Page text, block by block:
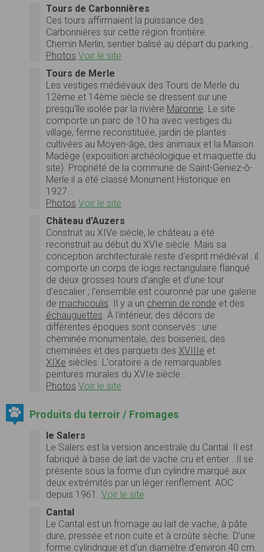
Tours de Carbonnières
Ces tours affirmaient la puissance des
Carbonnières sur cette région frontière.
Chemin Merlin, sentier balisé au départ du parking…
Photos Voir le site
Tours de Merle
Les vestiges médiévaux des Tours de Merle du
12ème et 14ème siècle se dressent sur une
presqu’île isolée par la rivière Maronne. Le site
comporte un parc de 10 ha avec vestiges du
village, ferme reconstituée, jardin de plantes
cultivées au Moyen-âge, des animaux et la Maison
Madège (exposition archéologique et maquette du
site). Propriété de la commune de Saint-Geniez-ô-
Merle il a été classé Monument Historique en
1927…
Photos Voir le site
Château d'Auzers
Construit au XIVe siècle, le château a été
reconstruit au début du XVIe siècle. Mais sa
conception architecturale reste d'esprit médiéval : il
comporte un corps de logis rectangulaire flanqué
de deux grosses tours d'angle et d'une tour
d'escalier ; l'ensemble est couronné par une galerie
de machicoulis. Il y a un chemin de ronde et des
échauguettes. À l'intérieur, des décors de
différentes époques sont conservés : une
cheminée monumentale, des boiseries, des
cheminées et des parquets des XVIIIe et
XIXe siècles. L'oratoire a de remarquables
peintures murales du XVIe siècle...
Photos Voir le site
Produits du terroir / Fromages
le Salers
Le Salers est la version ancestrale du Cantal. Il est
fabriqué à base de lait de vache cru et entier . Il se
présente sous la forme d’un cylindre marqué aux
deux extrémités par un léger renflement. AOC
depuis 1961. Voir le site
Cantal
Le Cantal est un fromage au lait de vache, à pâte
dure, pressée et non cuite et à croûte sèche. D’une
forme cylindrique et d’un diamètre d’environ 40 cm.